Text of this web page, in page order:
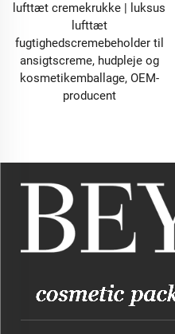
lufttæt cremekrukke | luksus
lufttæt
fugtighedscremebeholder til
ansigtscreme, hudpleje og
kosmetikemballage, OEM-
producent